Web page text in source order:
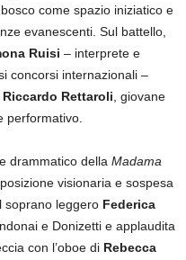
come spazio iniziatico e
evanescenti. Sul battello,
Ruisi – interprete e
concorsi internazionali –
Riccardo Rettaroli , giovane
performativo.
drammatico della Madama
visionaria e sospesa
soprano leggero Federica
e Donizetti e applaudita
con l’oboe di Rebecca